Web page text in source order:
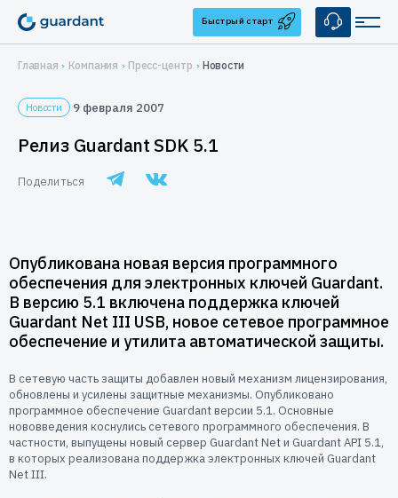
Решения
1С-конфигурации
Защита ПО от реверс-инжиниринга
Защита встраиваемых систем
Управление продажами ПО
Применение
Медицинское оборудование
Автоматизация торговли
Системы автоматизированного проектирования
Защита беспилотных и автономных систем (БАС)
Продукты
Guardant Code
Guardant Chip
Программные ключи Guardant DL
Система управления лицензированием Guardant Station
Средство защиты от реверс-инжиниринга Guardant Armor
Консалтинг
Купить
Цены и заказ
Дилеры
Компания
О нас
Реквизиты
Пресс-центр
Новости
Мероприятия
Поддержка
Пользователям
Техническая поддержка
Быстрый старт
Главная Компания Пресс-центр Новости
Новости 9 февраля 2007
Релиз Guardant SDK 5.1
Поделиться
Опубликована новая версия программного
обеспечения для электронных ключей Guardant.
В версию 5.1 включена поддержка ключей
Guardant Net III USB, новое сетевое программное
обеспечение и утилита автоматической защиты.
В сетевую часть защиты добавлен новый механизм лицензирования,
обновлены и усилены защитные механизмы. Опубликовано
программное обеспечение Guardant версии 5.1. Основные
нововведения коснулись сетевого программного обеспечения. В
частности, выпущены новый сервер Guardant Net и Guardant API 5.1,
в которых реализована поддержка электронных ключей Guardant
Net III.